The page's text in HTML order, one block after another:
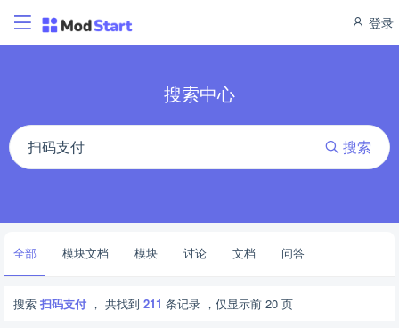
登录
搜索中心
搜索
全部 模块文档 模块 讨论 文档 问答
搜索 扫码支付 ， 共找到 211 条记录 ，仅显示前 20 页